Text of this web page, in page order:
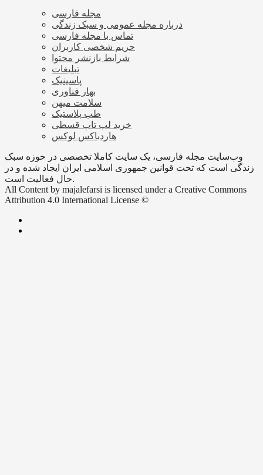
مجله فارسی
درباره مجله عمومی و سبک زندگی
تماس با مجله فارسی
حریم شخصی کاربران
شرایط بازنشر محتوا
تبلیغات
پاسینیک
بهار فناوری
سلامت میهن
طب پلاستیک
خرید لپ تاپ قسطی
هاردباکس لوکس
وب‌سایت مجله فارسی، یک سایت کاملا تخصصی در حوزه سبک
زندگی است که تحت قوانین جمهوری اسلامی ایران ایجاد شده و در
حال فعالیت است.
All Content by majalefarsi is licensed under a Creative Commons
Attribution 4.0 International License ©️